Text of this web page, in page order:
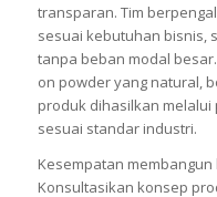
transparan. Tim
sesuai kebutuhan bisnis,
tanpa beban modal
on powder yang natural,
produk dihasilkan
sesuai standar industri.
Kesempatan
Konsultasikan konsep